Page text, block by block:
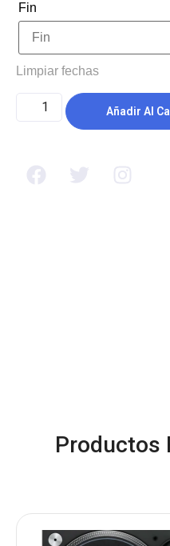
Fin
Limpiar fechas
Añadir Al
Productos